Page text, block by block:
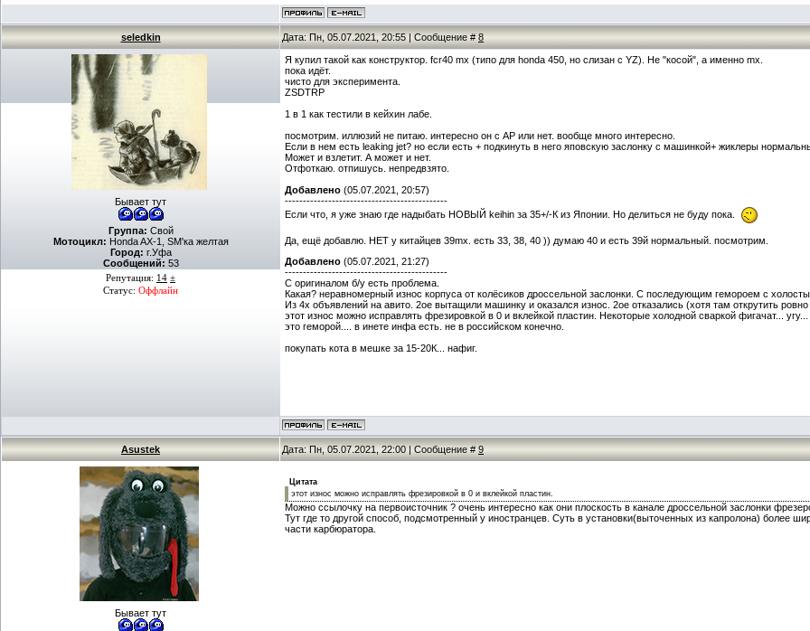
seledkin Дата: Пн, 05.07.2021, 20:55 | Сообщение # 8
Бывает тут
Группа: Свой
Мотоцикл: Honda AX-1, SM'ка желтая
Город: г.Уфа
Сообщений: 53
Репутация: 14 ±
Статус: Оффлайн
Я купил такой как конструктор. fcr40 mx (типо для honda 450, но слизан с YZ). Не "косой", а именно mx.
пока идёт.
чисто для эксперимента.
ZSDTRP
1 в 1 как тестили в кейхин лабе.
посмотрим. иллюзий не питаю. интересно он с AP или нет. вообще много интересно.
Если в нем есть leaking jet? но если есть + подкинуть в него яповскую заслонку с машинкой+ жиклеры
Может и взлетит. А может и нет.
Отфоткаю. отпишусь. непредвзято.
Добавлено (05.07.2021, 20:57)
---------------------------------------------
Если что, я уже знаю где надыбать НОВЫЙ keihin за 35+/-К из Японии. Но делиться не буду пока.
Да, ещё добавлю. НЕТ у китайцев 39mx. есть 33, 38, 40 )) думаю 40 и есть 39й нормальный. посмотрим.
Добавлено (05.07.2021, 21:27)
---------------------------------------------
С оригиналом б/у есть проблема.
Какая? неравномерный износ корпуса от колёсиков дроссельной заслонки. С последующим гемороем с
Из 4х объявлений на авито. 2ое вытащили машинку и оказался износ. 2ое отказались (хотя там открутить ровно
этот износ можно исправлять фрезировкой в 0 и вклейкой пластин. Некоторые холодной сваркой фигачат... угу...
это геморой.... в инете инфа есть. не в российском конечно.
покупать кота в мешке за 15-20К... нафиг.
Asustek Дата: Пн, 05.07.2021, 22:00 | Сообщение # 9
Бывает тут
Цитата
этот износ можно исправлять фрезировкой в 0 и вклейкой пластин.
Можно ссылочку на первоисточник ? очень интересно как они плоскость в канале дроссельной заслонки
Тут где то другой способ, подсмотренный у иностранцев. Суть в установки(выточенных из капролона) более
части карбюратора.